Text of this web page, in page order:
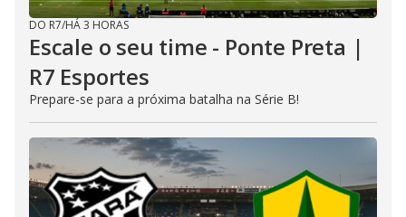
DO R7/HÁ 3 HORAS
Escale o seu time - Ponte Preta |
R7 Esportes
Prepare-se para a próxima batalha na Série B!